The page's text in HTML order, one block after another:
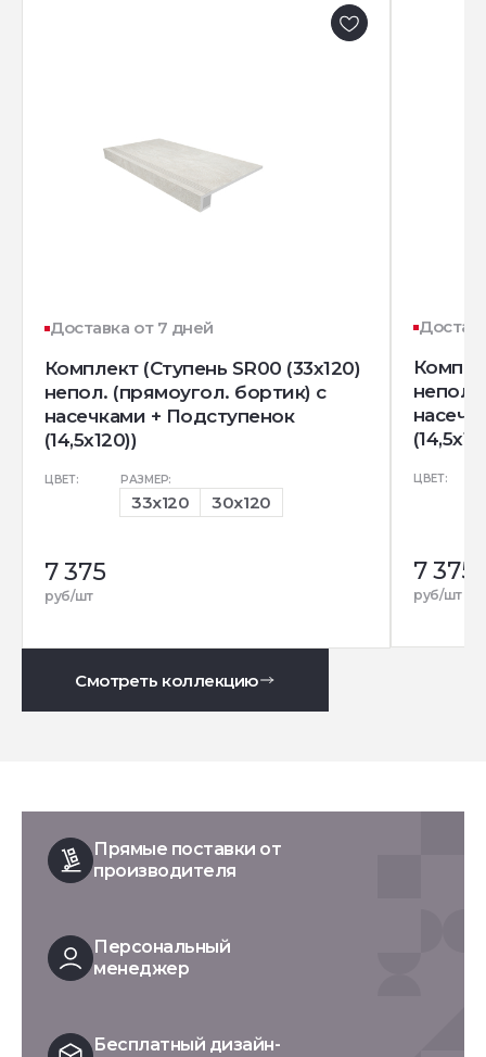
Доставка от 7 дней
Комплект (Ступень SR00 (33x120)
непол. (прямоугол. бортик) с
насечками + Подступенок
(14,5x120))
ЦВЕТ: РАЗМЕР:
33x120 30x120
7 375
руб/шт
непол.
ЦВЕТ:
7 375
руб/шт
Смотреть коллекцию
Прямые поставки от
производителя
Персональный
менеджер
Бесплатный дизайн-